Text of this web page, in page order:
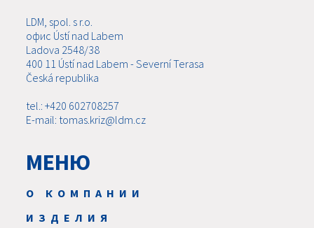
LDM, spol. s r.o.
офис Ústí nad Labem
Ladova 2548/38
400 11 Ústí nad Labem - Severní Terasa
Česká republika
tel.: +420 602708257
E-mail: tomas.kriz@ldm.cz
МЕНЮ
О КОМПАНИИ
ИЗДЕЛИЯ